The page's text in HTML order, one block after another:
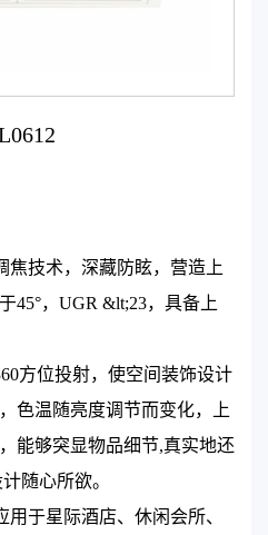
焦技术，深藏防眩，营造上
45°，UGR &lt;23，具备上
方位投射，使空间装饰设计
色温随亮度调节而变化，上
能够突显物品细节,真实地还
随心所欲。
于星际酒店、休闲会所、